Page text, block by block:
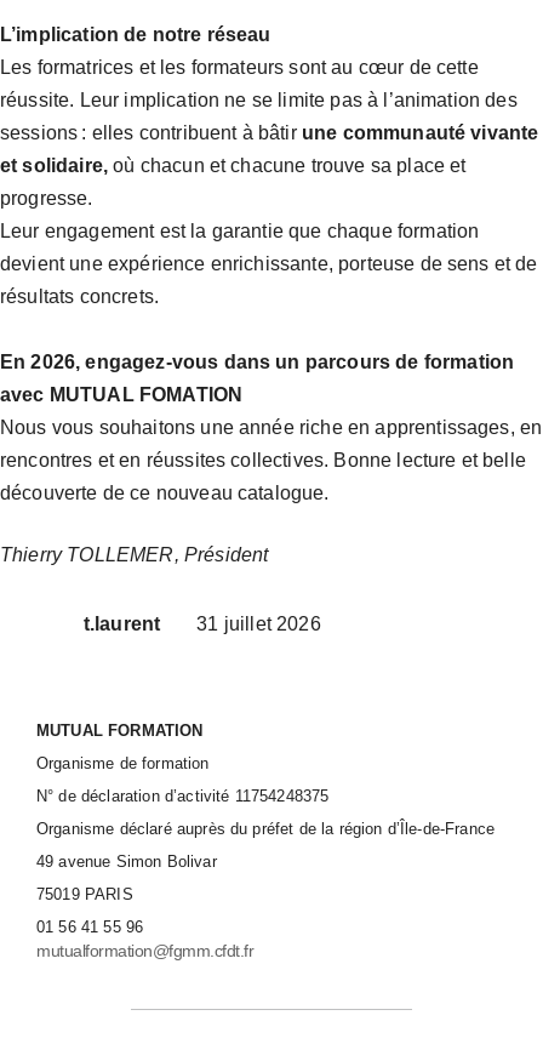
L’implication de notre réseau
Les formatrices et les formateurs sont au cœur de cette
réussite. Leur implication ne se limite pas à l’animation des
sessions : elles contribuent à bâtir une communauté vivante
et solidaire, où chacun et chacune trouve sa place et
progresse.
Leur engagement est la garantie que chaque formation
devient une expérience enrichissante, porteuse de sens et de
résultats concrets.
En 2026, engagez-vous dans un parcours de formation
avec MUTUAL FOMATION
Nous vous souhaitons une année riche en apprentissages, en
rencontres et en réussites collectives. Bonne lecture et belle
découverte de ce nouveau catalogue.
Thierry TOLLEMER, Président
t.laurent 31 juillet 2026
MUTUAL FORMATION
Organisme de formation
N° de déclaration d’activité 11754248375
Organisme déclaré auprès du préfet de la région d’Île-de-France
49 avenue Simon Bolivar
75019 PARIS
01 56 41 55 96
mutualformation@fgmm.cfdt.fr